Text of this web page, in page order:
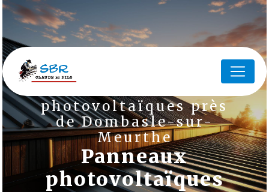
photovoltaïques près
de Dombasle-sur-
Meurthe
Panneaux
photovoltaïques
Panneau de gestion des cookies